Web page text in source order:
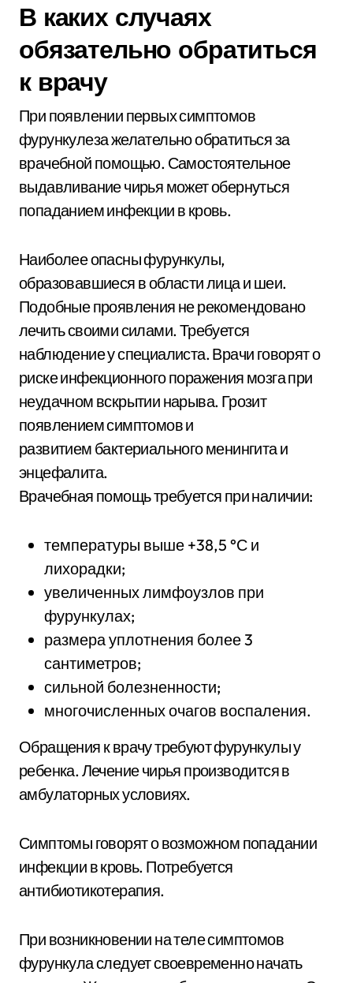
В каких случаях
обязательно обратиться
к врачу
При появлении первых симптомов
фурункулеза желательно обратиться за
врачебной помощью. Самостоятельное
выдавливание чирья может обернуться
попаданием инфекции в кровь.
Наиболее опасны фурункулы,
образовавшиеся в области лица и шеи.
Подобные проявления не рекомендовано
лечить своими силами. Требуется
наблюдение у специалиста. Врачи говорят о
риске инфекционного поражения мозга при
неудачном вскрытии нарыва. Грозит
появлением симптомов и
развитием бактериального менингита и
энцефалита.
Врачебная помощь требуется при наличии:
температуры выше +38,5 °С и
лихорадки;
увеличенных лимфоузлов при
фурункулах;
размера уплотнения более 3
сантиметров;
сильной болезненности;
многочисленных очагов воспаления.
Обращения к врачу требуют фурункулы у
ребенка. Лечение чирья производится в
амбулаторных условиях.
Симптомы говорят о возможном попадании
инфекции в кровь. Потребуется
антибиотикотерапия.
При возникновении на теле симптомов
фурункула следует своевременно начать